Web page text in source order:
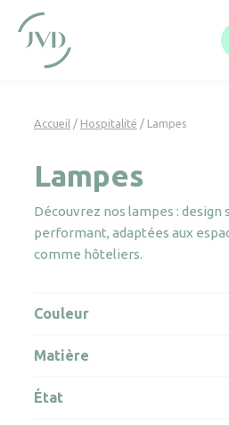
Accueil / Hospitalité / Lampes
Lampes
Découvrez nos lampes : design
performant, adaptées aux
comme hôteliers.
Couleur
Matière
État
Panneau de gestion des cookies